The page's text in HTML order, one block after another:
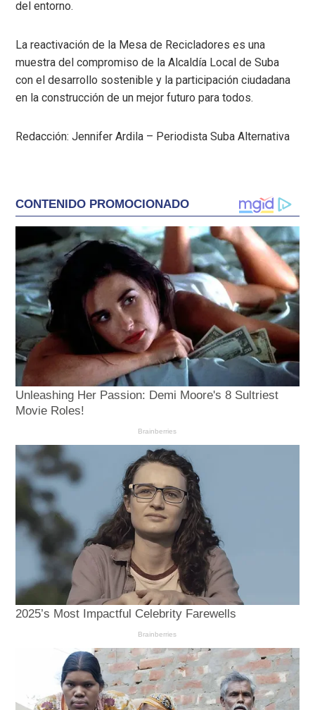
del entorno.
La reactivación de la Mesa de Recicladores es una
muestra del compromiso de la Alcaldía Local de Suba
con el desarrollo sostenible y la participación ciudadana
en la construcción de un mejor futuro para todos.
Redacción: Jennifer Ardila – Periodista Suba Alternativa